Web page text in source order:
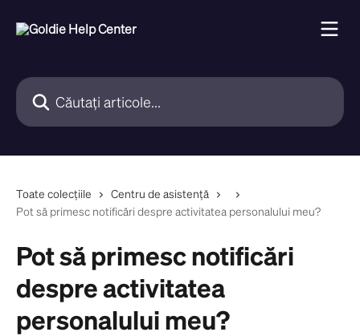
Căutați articole...
Toate colecțiile
Centru de asistență
Pot să primesc notificări despre activitatea personalului meu?
Pot să primesc notificări
despre activitatea
personalului meu?